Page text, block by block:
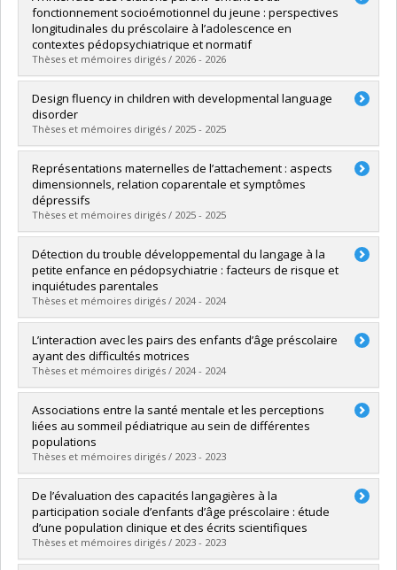
fonctionnement socioémotionnel du jeune : perspectives
longitudinales du préscolaire à l’adolescence en
contextes pédopsychiatrique et normatif
Thèses et mémoires dirigés / 2026 - 2026
Diplômé(e) :Marquis-Brideau, Camille
Cycle :Doctorat
Diplôme obtenu :Ph. D.
Lien vers le document dans Papyrus
Design fluency in children with developmental language
disorder
Thèses et mémoires dirigés / 2025 - 2025
Diplômé(e) :Séguin-Kaercher, Nakita
Cycle :Doctorat
Diplôme obtenu :
Lien vers le document dans Papyrus
Représentations maternelles de l’attachement : aspects
dimensionnels, relation coparentale et symptômes
dépressifs
Thèses et mémoires dirigés / 2025 - 2025
Diplômé(e) : Lafond-de Courval, Raphaëlle
Cycle :Doctorat
Diplôme obtenu :Ph. D.
Lien vers le document dans Papyrus
Détection du trouble développemental du langage à la
petite enfance en pédopsychiatrie : facteurs de risque et
inquiétudes parentales
Thèses et mémoires dirigés / 2024 - 2024
Diplômé(e) :Valade, Florence
Cycle :Doctorat
Diplôme obtenu :Ph. D.
Lien vers le document dans Papyrus
L’interaction avec les pairs des enfants d’âge préscolaire
ayant des difficultés motrices
Thèses et mémoires dirigés / 2024 - 2024
Diplômé(e) : Renaud, Florence
Cycle :Doctorat
Diplôme obtenu :
Lien vers le document dans Papyrus
Associations entre la santé mentale et les perceptions
liées au sommeil pédiatrique au sein de différentes
populations
Thèses et mémoires dirigés / 2023 - 2023
Diplômé(e) :Chénier-Leduc, Gabrielle
Cycle :Doctorat
Diplôme obtenu :Ph. D.
Lien vers le document dans Papyrus
De l’évaluation des capacités langagières à la
participation sociale d’enfants d’âge préscolaire : étude
d’une population clinique et des écrits scientifiques
Thèses et mémoires dirigés / 2023 - 2023